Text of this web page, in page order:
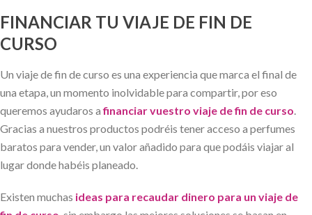
FINANCIAR TU VIAJE DE FIN DE
CURSO
Un viaje de fin de curso es una experiencia que marca el final de
una etapa, un momento inolvidable para compartir, por eso
queremos ayudaros afinanciar vuestro viaje de fin de curso.
Gracias a nuestros productos podréis tener acceso a perfumes
baratos para vender, un valor añadido para que podáis viajar al
lugar donde habéis planeado.
Existen muchas ideas para recaudar dinero para un viaje de